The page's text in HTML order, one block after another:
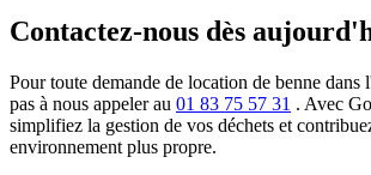
Contactez-nous dès
Pour toute demande de location de benne dans
pas à nous appeler au 01 83 75 57 31 . Avec
simplifiez la gestion de vos déchets et
environnement plus propre.